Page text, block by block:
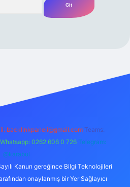
backlinkpaneli@gmail.com Teams:
Whatsapp: 0262 606 0 726 Telegram:
@karabul
Kanun gereğince Bilgi Teknolojileri
onaylanmış bir Yer Sağlayıcı